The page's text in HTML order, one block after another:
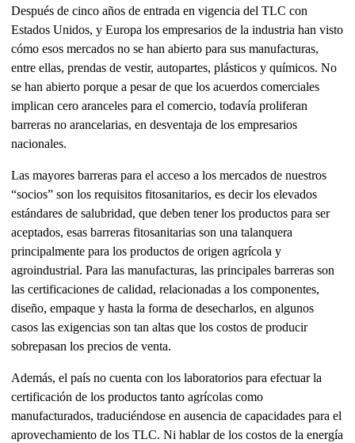
Después de cinco años de entrada en vigencia del TLC con
Estados Unidos, y Europa los empresarios de la industria han visto
cómo esos mercados no se han abierto para sus manufacturas,
entre ellas, prendas de vestir, autopartes, plásticos y químicos. No
se han abierto porque a pesar de que los acuerdos comerciales
implican cero aranceles para el comercio, todavía proliferan
barreras no arancelarias, en desventaja de los empresarios
nacionales.
Las mayores barreras para el acceso a los mercados de nuestros
“socios” son los requisitos fitosanitarios, es decir los elevados
estándares de salubridad, que deben tener los productos para ser
aceptados, esas barreras fitosanitarias son una talanquera
principalmente para los productos de origen agrícola y
agroindustrial. Para las manufacturas, las principales barreras son
las certificaciones de calidad, relacionadas a los componentes,
diseño, empaque y hasta la forma de desecharlos, en algunos
casos las exigencias son tan altas que los costos de producir
sobrepasan los precios de venta.
Además, el país no cuenta con los laboratorios para efectuar la
certificación de los productos tanto agrícolas como
manufacturados, traduciéndose en ausencia de capacidades para el
aprovechamiento de los TLC. Ni hablar de los costos de la energía